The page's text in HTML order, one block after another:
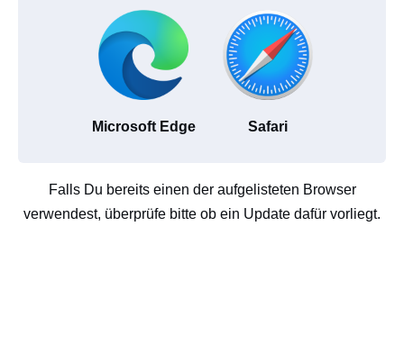
Microsoft Edge Safari
Falls Du bereits einen der aufgelisteten Browser
verwendest, überprüfe bitte ob ein Update dafür vorliegt.